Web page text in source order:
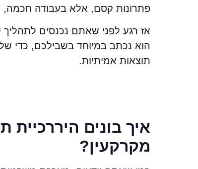
פתרונות קסם, אלא בעבודה חכמה,
הוא נכתב במיוחד בשבילכם, כדי
תוצאות אמיתיות.
איך בונים היררכיית
מקרקעין?